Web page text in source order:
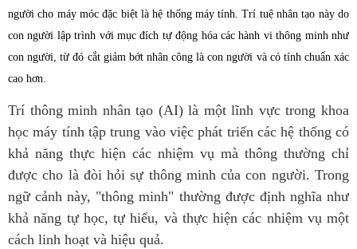
người cho máy móc đặc biệt là hệ thống máy tính. Trí tuệ nhân tạo này do
con người lập trình với mục đích tự động hóa các hành vi thông minh như
con người, từ đó cắt giảm bớt nhân công là con người và có tính chuẩn xác
cao hơn.
Trí thông minh nhân tạo (AI) là một lĩnh vực trong khoa
học máy tính tập trung vào việc phát triển các hệ thống có
khả năng thực hiện các nhiệm vụ mà thông thường chỉ
được cho là đòi hỏi sự thông minh của con người. Trong
ngữ cảnh này, "thông minh" thường được định nghĩa như
khả năng tự học, tự hiểu, và thực hiện các nhiệm vụ một
cách linh hoạt và hiệu quả.